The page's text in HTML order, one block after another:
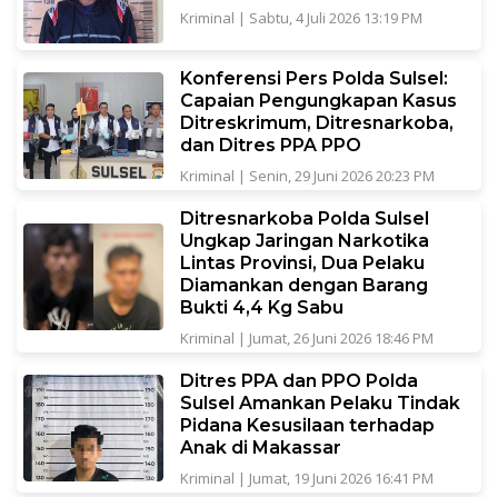
Kriminal | Sabtu, 4 Juli 2026 13:19 PM
Konferensi Pers Polda Sulsel:
Capaian Pengungkapan Kasus
Ditreskrimum, Ditresnarkoba,
dan Ditres PPA PPO
Kriminal | Senin, 29 Juni 2026 20:23 PM
Ditresnarkoba Polda Sulsel
Ungkap Jaringan Narkotika
Lintas Provinsi, Dua Pelaku
Diamankan dengan Barang
Bukti 4,4 Kg Sabu
Kriminal | Jumat, 26 Juni 2026 18:46 PM
Ditres PPA dan PPO Polda
Sulsel Amankan Pelaku Tindak
Pidana Kesusilaan terhadap
Anak di Makassar
Kriminal | Jumat, 19 Juni 2026 16:41 PM